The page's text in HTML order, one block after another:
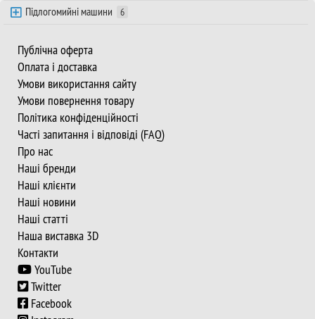
Підлогомийні машини 6
Публічна оферта
Оплата і доставка
Умови використання сайту
Умови повернення товару
Політика конфіденційності
Часті запитання і відповіді (FAQ)
Про нас
Наші бренди
Наші клієнти
Наші новини
Наші статті
Наша виставка 3D
Контакти
YouTube
Twitter
Facebook